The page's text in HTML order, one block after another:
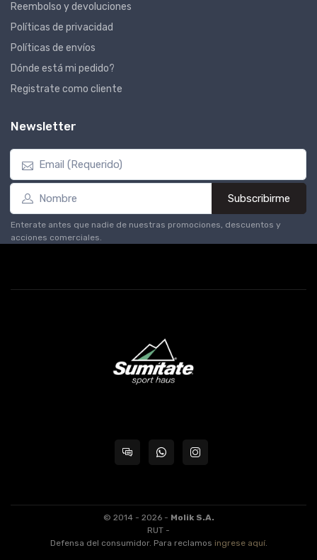
Reembolso y devoluciones
Políticas de privacidad
Políticas de envíos
Dónde está mi pedido?
Registrate como cliente
Newsletter
Subscribirme
Enterate antes que nadie de nuestras promociones, descuentos y
acciones comerciales.
© 2014 - 2026 - Molik S.A.
RUT -
Defensa del consumidor. Para reclamos ingrese aquí.